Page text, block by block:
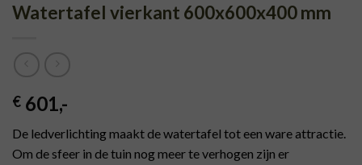
Watertafel vierkant 600x600x400 mm
€ 601,-
De ledverlichting maakt de watertafel tot een ware attractie.
Om de sfeer in de tuin nog meer te verhogen zijn er